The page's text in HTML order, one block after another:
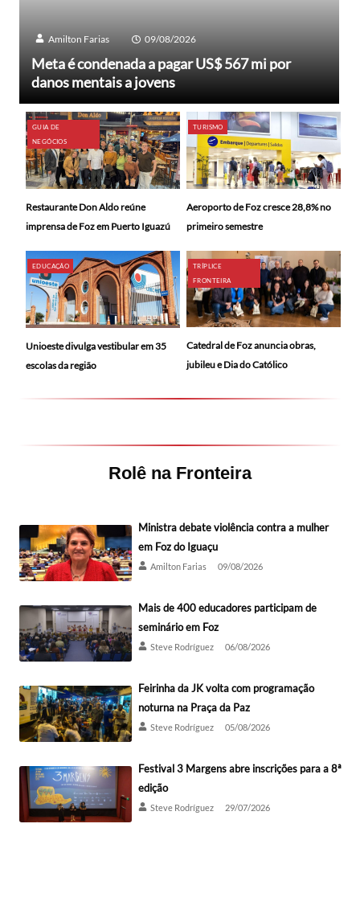
Amilton Farias 09/08/2026
Meta é condenada a pagar US$ 567 mi por
danos mentais a jovens
GUIA DE
NEGÓCIOS
Restaurante Don Aldo reúne
imprensa de Foz em Puerto Iguazú
TURISMO
Aeroporto de Foz cresce 28,8% no
primeiro semestre
EDUCAÇÃO
Unioeste divulga vestibular em 35
escolas da região
TRÍPLICE
FRONTEIRA
Catedral de Foz anuncia obras,
jubileu e Dia do Católico
Rolê na Fronteira
Ministra debate violência contra a mulher
em Foz do Iguaçu
Amilton Farias 09/08/2026
Mais de 400 educadores participam de
seminário em Foz
Steve Rodríguez 06/08/2026
Feirinha da JK volta com programação
noturna na Praça da Paz
Steve Rodríguez 05/08/2026
Festival 3 Margens abre inscrições para a 8ª
edição
Steve Rodríguez 29/07/2026